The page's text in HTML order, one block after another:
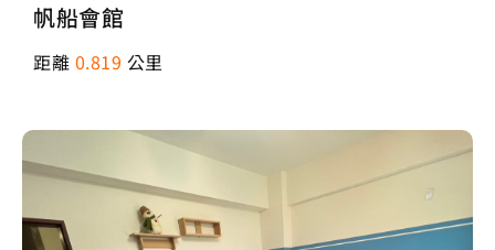
帆船會館
距離 0.819 公里